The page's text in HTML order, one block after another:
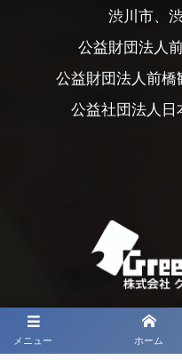
メニュー ホーム
渋川市、
公益財団法人
公益財団法人前橋
公益社団法人日
大会メデ